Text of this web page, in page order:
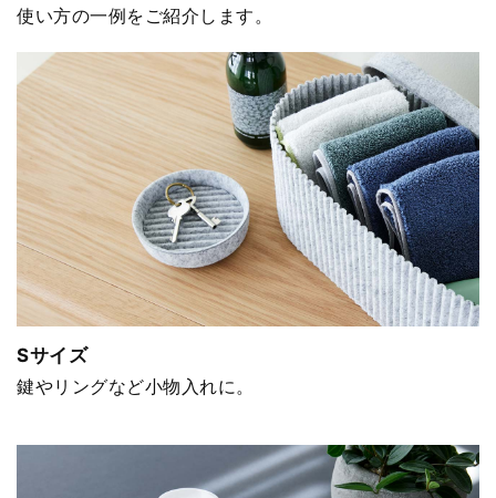
使い方の一例をご紹介します。
Sサイズ
鍵やリングなど小物入れに。